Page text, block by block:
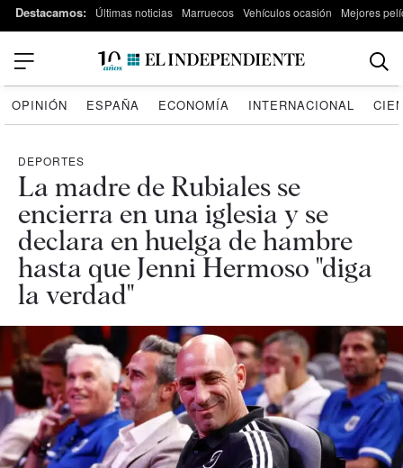
Destacamos: Últimas noticias Marruecos Vehículos ocasión Mejores
OPINIÓN ESPAÑA ECONOMÍA INTERNACIONAL
DEPORTES
La madre de Rubiales se
encierra en una iglesia y se
declara en huelga de hambre
hasta que Jenni Hermoso "diga
la verdad"